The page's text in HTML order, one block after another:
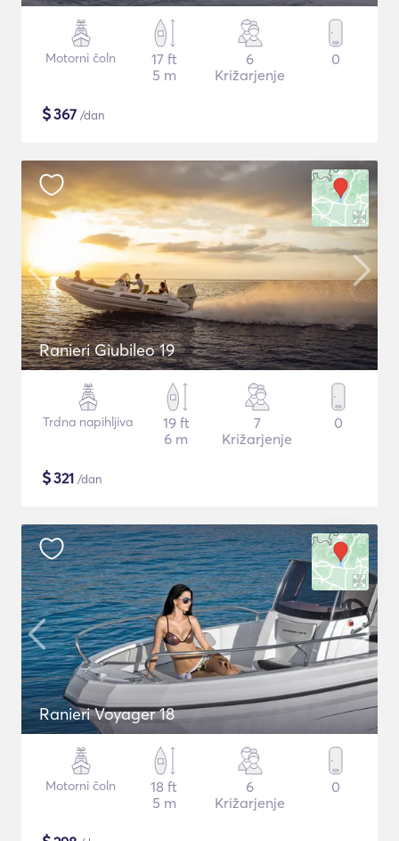
Motorni čoln
17 ft
5 m
6
Križarjenje
0
$367 /dan
Ranieri Giubileo 19
Trdna napihljiva
19 ft
6 m
7
Križarjenje
0
$321 /dan
Ranieri Voyager 18
Motorni čoln
18 ft
5 m
6
Križarjenje
0